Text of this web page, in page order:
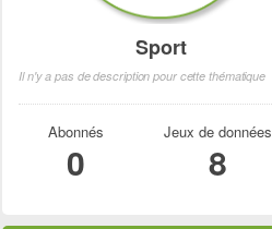
Sport
Il n'y a pas de description pour cette thématique
Abonnés
0
Jeux de données
8